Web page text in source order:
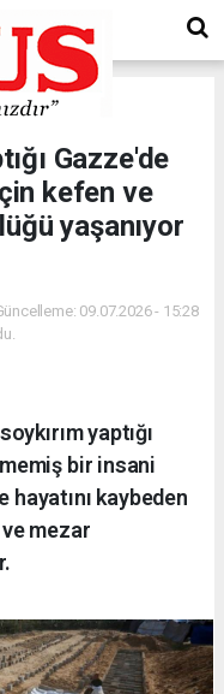
Gazze'de
kefen ve
yaşanıyor
09.07.2026 - 15:28
yaptığı
bir insani
kaybeden
mezar